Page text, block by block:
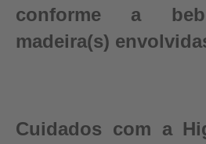
conforme a
madeira(s)
Cuidados com a